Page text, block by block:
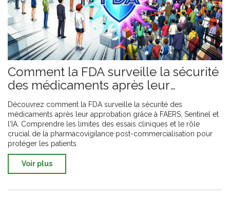
Comment la FDA surveille la sécurité
des médicaments après leur
approbation
Découvrez comment la FDA surveille la sécurité des
médicaments après leur approbation grâce à FAERS, Sentinel et
l'IA. Comprendre les limites des essais cliniques et le rôle
crucial de la pharmacovigilance post-commercialisation pour
protéger les patients.
Voir plus